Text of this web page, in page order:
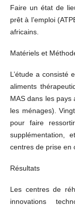
Faire un état de
prêt à l’emploi
africains.
Matériels et
L’étude a consisté
aliments
MAS dans les pays
les ménages).
pour faire
supplémentation,
centres de prise en
Résultats
Les centres de
innovations